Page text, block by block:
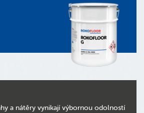
a nátěry vynikají výbornou odolností